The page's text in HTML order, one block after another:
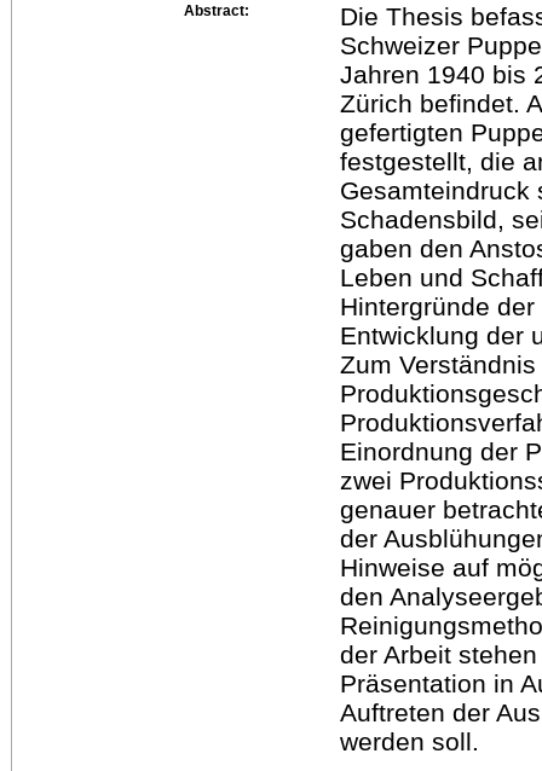
Abstract:
Die Thesis
Schweizer
Jahren 1940 bis
Zürich befindet.
gefertigten
festgestellt, die
Gesamteindruck
Schadensbild,
gaben den
Leben und
Hintergründe
Entwicklung der
Zum
Einordnung der
zwei
genauer
der
Hinweise auf
den
der Arbeit
Präsentation in
Auftreten der
werden soll.